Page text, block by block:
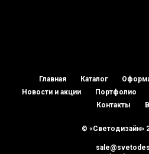
Главная Каталог
Новости и акции
Портфолио
Контакты
© «Светодизайн»